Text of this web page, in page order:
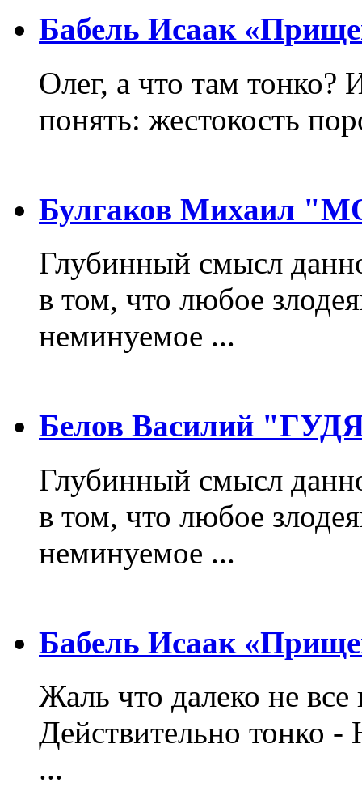
Бабель Исаак
Олег, а что там тонко?
понять: жестокость
Булгаков Михаил
Глубинный смысл
в том, что любое
неминуемое ...
Белов Василий
Глубинный смысл
в том, что любое
неминуемое ...
Бабель Исаак
Жаль что далеко не
Действительно тонко
...